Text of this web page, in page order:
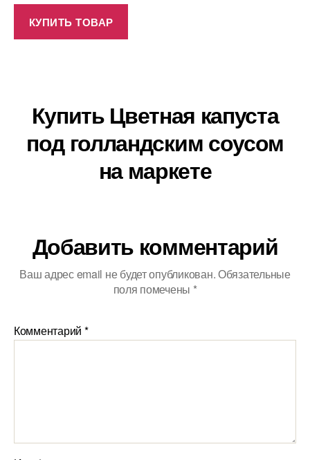
КУПИТЬ ТОВАР
Купить Цветная капуста
под голландским соусом
на маркете
Добавить комментарий
Ваш адрес email не будет опубликован.Обязательные
поля помечены *
Комментарий *